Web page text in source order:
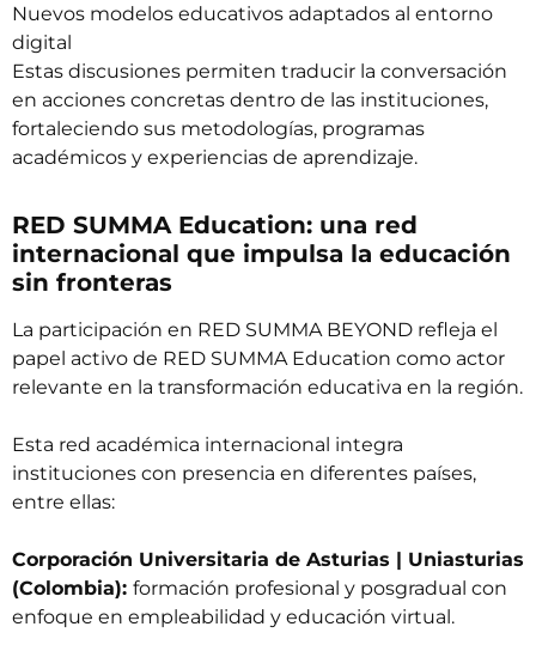
Nuevos modelos educativos adaptados al entorno
digital
Estas discusiones permiten traducir la conversación
en acciones concretas dentro de las instituciones,
fortaleciendo sus metodologías, programas
académicos y experiencias de aprendizaje.
RED SUMMA Education: una red
internacional que impulsa la educación
sin fronteras
La participación en RED SUMMA BEYOND refleja el
papel activo de RED SUMMA Education como actor
relevante en la transformación educativa en la región.
Esta red académica internacional integra
instituciones con presencia en diferentes países,
entre ellas:
Corporación Universitaria de Asturias | Uniasturias
(Colombia): formación profesional y posgradual con
enfoque en empleabilidad y educación virtual.